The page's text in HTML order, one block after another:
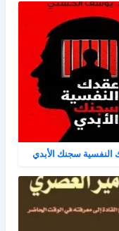
النفسية سجنك الأبدي